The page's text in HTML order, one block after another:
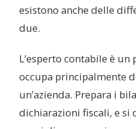
esistono anche delle
due.
L’esperto contabile è un
occupa principalmente
un’azienda. Prepara i
dichiarazioni fiscali, e si